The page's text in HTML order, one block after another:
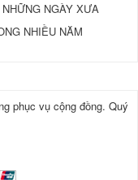
NGÀY XƯA
NHIỀU NĂM
phục vụ cộng đồng. Quý